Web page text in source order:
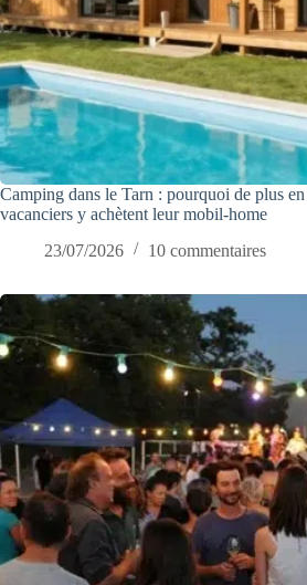
Camping dans le Tarn : pourquoi de plus
vacanciers y achètent leur mobil-home
23/07/2026
10 commentaires